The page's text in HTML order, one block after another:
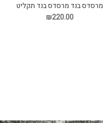
מרסדס בנד מרסדס בנד תקליט
₪220.00